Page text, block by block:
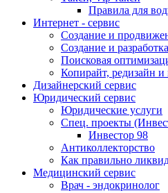
Правила для
Интернет - сервис
Создание и
Создание и
Поисковая
Копирайт, редизайн и
Дизайнерский сервис
Юридический сервис
Юридические услуги
Спец. проекты
Инвестор 98
Антиколлекторство
Как правильно
Медицинский сервис
Врач - эндокринолог